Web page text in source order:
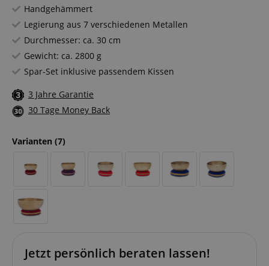
Handgehämmert
Legierung aus 7 verschiedenen Metallen
Durchmesser: ca. 30 cm
Gewicht: ca. 2800 g
Spar-Set inklusive passendem Kissen
3 Jahre Garantie
30 Tage Money Back
Varianten (7)
Jetzt persönlich beraten lassen!